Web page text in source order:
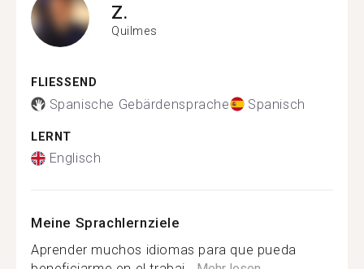
Z.
Quilmes
FLIESSEND
Spanische Gebärdensprache Spanisch
LERNT
Englisch
Meine Sprachlernziele
Aprender muchos idiomas para que pueda